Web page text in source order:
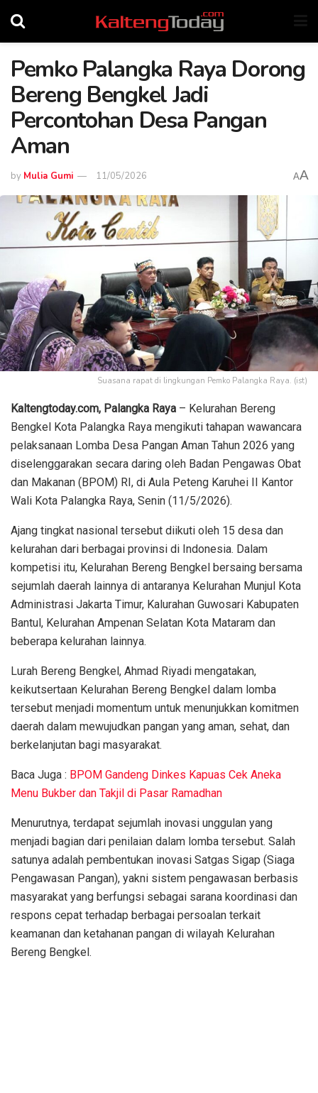
Pemko Palangka Raya Dorong
Bereng Bengkel Jadi
Percontohan Desa Pangan
Aman
by Mulia Gumi 11/05/2026 AA
Suasana rapat di lingkungan Pemko Palangka Raya. (ist)
Kaltengtoday.com, Palangka Raya – Kelurahan Bereng
Bengkel Kota Palangka Raya mengikuti tahapan wawancara
pelaksanaan Lomba Desa Pangan Aman Tahun 2026 yang
diselenggarakan secara daring oleh Badan Pengawas Obat
dan Makanan (BPOM) RI, di Aula Peteng Karuhei II Kantor
Wali Kota Palangka Raya, Senin (11/5/2026).
Ajang tingkat nasional tersebut diikuti oleh 15 desa dan
kelurahan dari berbagai provinsi di Indonesia. Dalam
kompetisi itu, Kelurahan Bereng Bengkel bersaing bersama
sejumlah daerah lainnya di antaranya Kelurahan Munjul Kota
Administrasi Jakarta Timur, Kalurahan Guwosari Kabupaten
Bantul, Kelurahan Ampenan Selatan Kota Mataram dan
beberapa kelurahan lainnya.
Lurah Bereng Bengkel, Ahmad Riyadi mengatakan,
keikutsertaan Kelurahan Bereng Bengkel dalam lomba
tersebut menjadi momentum untuk menunjukkan komitmen
daerah dalam mewujudkan pangan yang aman, sehat, dan
berkelanjutan bagi masyarakat.
Baca Juga : BPOM Gandeng Dinkes Kapuas Cek Aneka
Menu Bukber dan Takjil di Pasar Ramadhan
Menurutnya, terdapat sejumlah inovasi unggulan yang
menjadi bagian dari penilaian dalam lomba tersebut. Salah
satunya adalah pembentukan inovasi Satgas Sigap (Siaga
Pengawasan Pangan), yakni sistem pengawasan berbasis
masyarakat yang berfungsi sebagai sarana koordinasi dan
respons cepat terhadap berbagai persoalan terkait
keamanan dan ketahanan pangan di wilayah Kelurahan
Bereng Bengkel.